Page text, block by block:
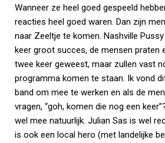
Wanneer ze heel goed gespeeld
reacties heel goed waren. Dan zijn
naar Zeeltje te komen. Nashville
keer groot succes, de mensen praten
twee keer geweest, maar zullen vast
programma komen te staan. Ik vond
band om mee te werken en als de
vragen, “goh, komen die nog een
wel mee natuurlijk. Julian Sas is wel
is ook een local hero (met landelijke